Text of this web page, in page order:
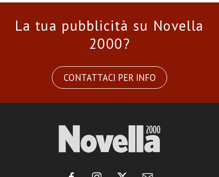
La tua pubblicità su Novella
2000?
CONTATTACI PER INFO